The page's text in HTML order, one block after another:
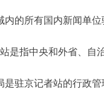
所有国内新闻单位
指中央和外省、自治
京记者站的行政管